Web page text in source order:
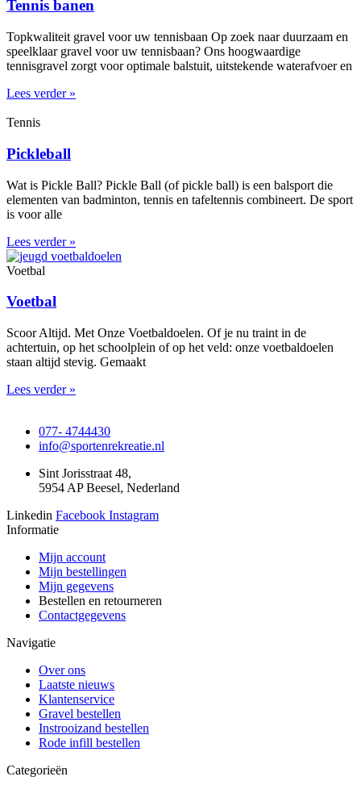
Tennis banen
Topkwaliteit gravel voor uw tennisbaan Op zoek naar duurzaam en
speelklaar gravel voor uw tennisbaan? Ons hoogwaardige
tennisgravel zorgt voor optimale balstuit, uitstekende waterafvoer en
Lees verder »
Tennis
Pickleball
Wat is Pickle Ball? Pickle Ball (of pickle ball) is een balsport die
elementen van badminton, tennis en tafeltennis combineert. De sport
is voor alle
Lees verder »
Voetbal
Voetbal
Scoor Altijd. Met Onze Voetbaldoelen. Of je nu traint in de
achtertuin, op het schoolplein of op het veld: onze voetbaldoelen
staan altijd stevig. Gemaakt
Lees verder »
077- 4744430
info@sportenrekreatie.nl
Sint Jorisstraat 48,
5954 AP Beesel, Nederland
Linkedin Facebook Instagram
Informatie
Mijn account
Mijn bestellingen
Mijn gegevens
Bestellen en retourneren
Contactgegevens
Navigatie
Over ons
Laatste nieuws
Klantenservice
Gravel bestellen
Instrooizand bestellen
Rode infill bestellen
Categorieën